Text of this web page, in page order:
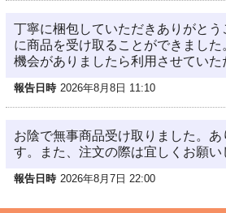
丁寧に梱包していただきありがと
に商品を受け取ることができまし
機会がありましたら利用させていた
報告日時 2026年8月8日 11:10
お陰で無事商品受け取りました。あ
す。また、注文の際は宜しくお願い
報告日時 2026年8月7日 22:00